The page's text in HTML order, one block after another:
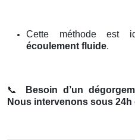
Cette méthode est
écoulement fluide.
📞
Besoin d’un
Nous intervenons sous 24h